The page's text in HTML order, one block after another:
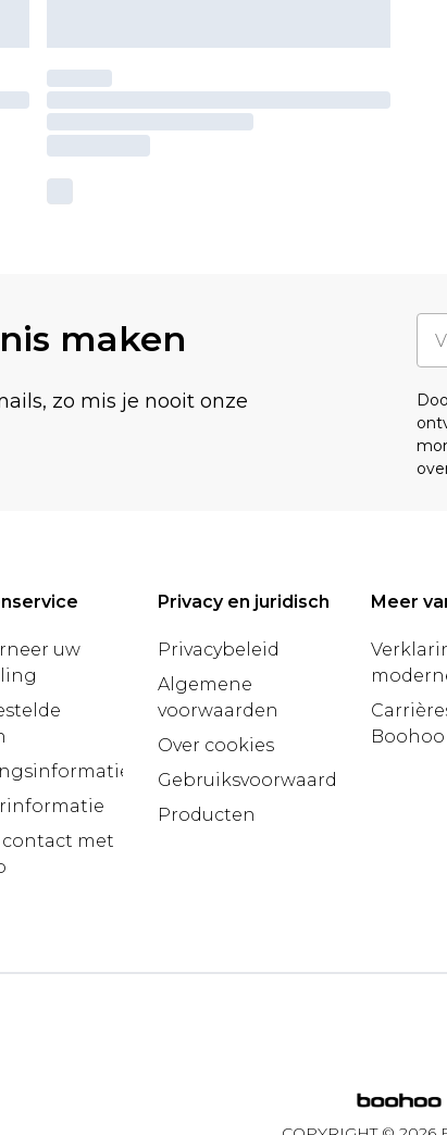
maken
zo mis je nooit onze
uw
contact met
Privacy en juridisch
Privacybeleid
Algemene
voorwaarden
Over cookies
Gebruiksvoorwaarden
Producten
Meer
Boohoo